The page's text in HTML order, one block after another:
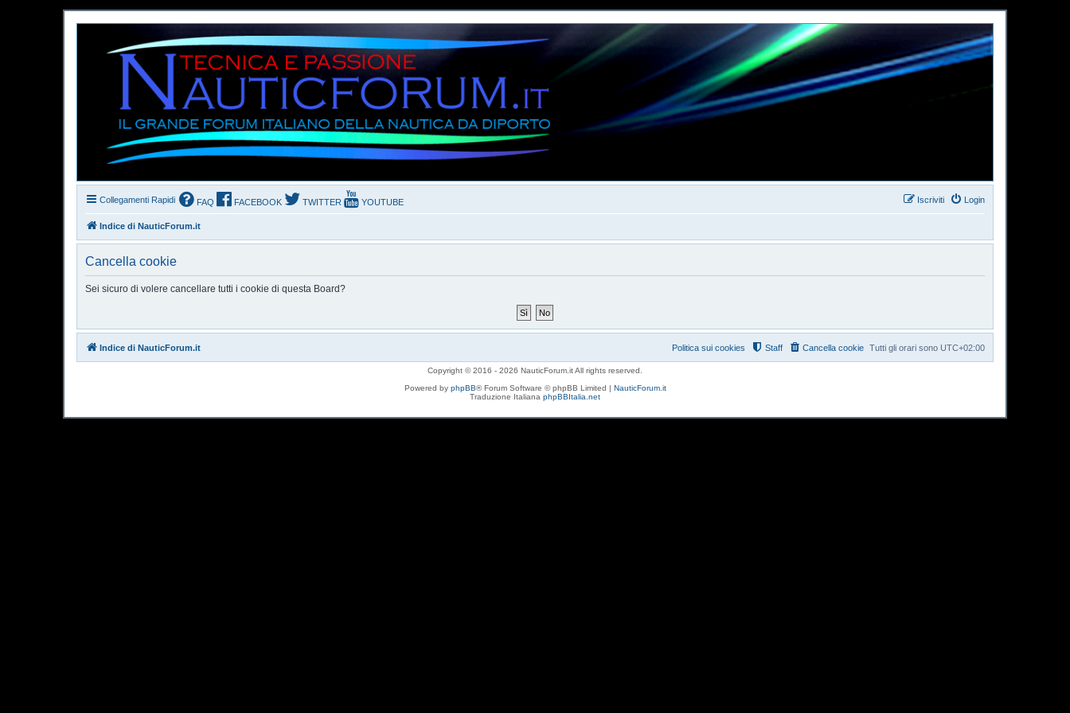
Collegamenti Rapidi FAQ FACEBOOK TWITTER YOUTUBE Login
Iscriviti
Indice di NauticForum.it
Cancella cookie
Sei sicuro di volere cancellare tutti i cookie di questa Board?
Indice di NauticForum.it Tutti gli orari sono UTC+02:00
Cancella cookie
Staff
Politica sui cookies
Copyright © 2016 - 2026 NauticForum.it All rights reserved.
Powered by phpBB® Forum Software © phpBB Limited | NauticForum.it
Traduzione Italiana phpBBItalia.net